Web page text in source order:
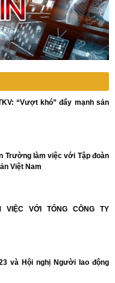
“Vượt khó” đẩy mạnh sản
Trường làm việc với Tập đoàn
Việt Nam
VIỆC VỚI TỔNG CÔNG TY
và Hội nghị Người lao động